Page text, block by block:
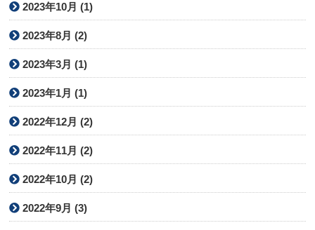
2023年10月 (1)
2023年8月 (2)
2023年3月 (1)
2023年1月 (1)
2022年12月 (2)
2022年11月 (2)
2022年10月 (2)
2022年9月 (3)